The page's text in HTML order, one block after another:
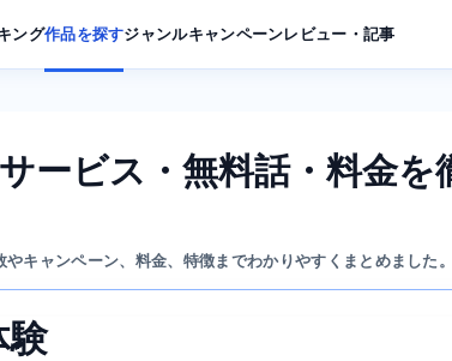
ング作品を探すジャンルキャンペーンレビュー・記事
ービス・無料話・料金を
キャンペーン、料金、特徴までわかりやすくまとめました
験